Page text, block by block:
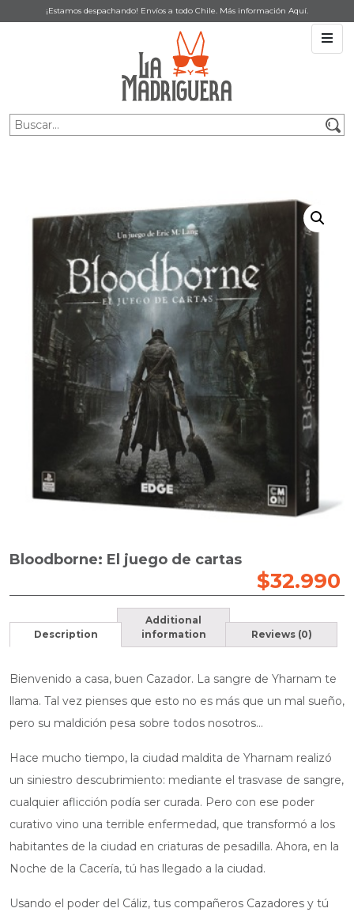
¡Estamos despachando! Envíos a todo Chile. Más información Aquí.
Bloodborne: El juego de cartas
$32.990
Description
Additional
information
Reviews (0)
Bienvenido a casa, buen Cazador. La sangre de Yharnam te
llama. Tal vez pienses que esto no es más que un mal sueño,
pero su maldición pesa sobre todos nosotros…
Hace mucho tiempo, la ciudad maldita de Yharnam realizó
un siniestro descubrimiento: mediante el trasvase de sangre,
cualquier aflicción podía ser curada. Pero con ese poder
curativo vino una terrible enfermedad, que transformó a los
habitantes de la ciudad en criaturas de pesadilla. Ahora, en la
Noche de la Cacería, tú has llegado a la ciudad.
Usando el poder del Cáliz, tus compañeros Cazadores y tú